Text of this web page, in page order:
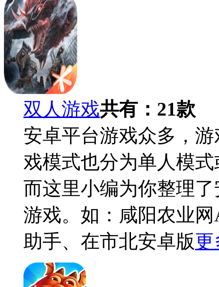
双人游戏共有： 21款
安卓平台游戏众多，
戏模式也分为单人模
而这里小编为你整理
游戏。如：咸阳农业
助手、在市北安卓版更